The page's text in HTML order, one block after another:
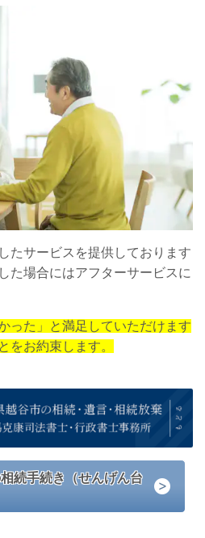
たサービスを提供しております
た場合にはアフターサービスに
った」と満足していただけます
をお約束します。
続手続き（せんげん台